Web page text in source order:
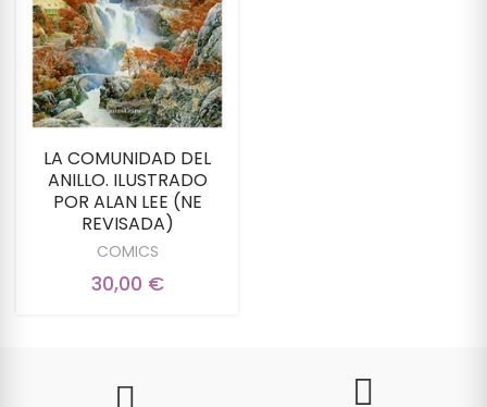
LA COMUNIDAD DEL
ANILLO. ILUSTRADO
POR ALAN LEE (NE
REVISADA)
COMICS
30,00 €